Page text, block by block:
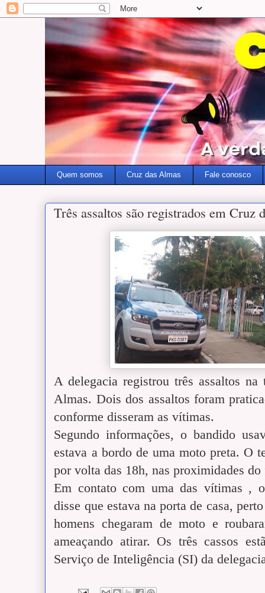
Quem somos Cruz das Almas Fale conosco
Três assaltos são registrados em Cruz
A delegacia registrou três assaltos
Almas. Dois dos assaltos foram
conforme disseram as vítimas.
Segundo informações, o bandido
estava a bordo de uma moto preta. O
por volta das 18h, nas proximidades
Em contato com uma das vítimas ,
disse que estava na porta de casa,
homens chegaram de moto e
ameaçando atirar. Os três cassos
Serviço de Inteligência (SI) da